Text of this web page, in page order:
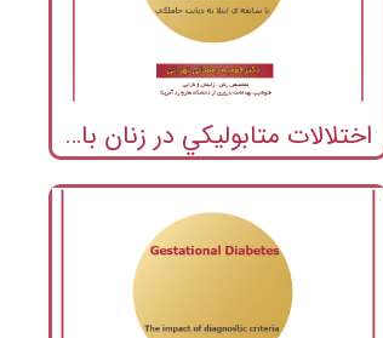
اختلالات متابوليکي در زنان با سابقه ي ابتلا به ديابت حاملگي